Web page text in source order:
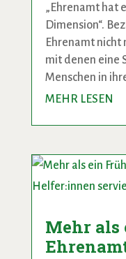
„Ehrenamt hat
Dimension“.
Ehrenamt nicht
mit denen eine
Menschen in
MEHR LESEN
Mehr als